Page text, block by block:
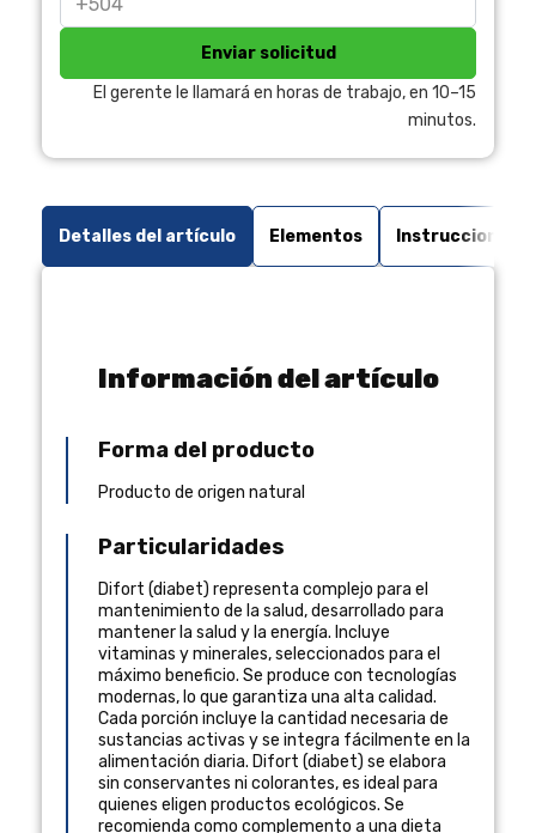
Enviar solicitud
El gerente le llamará en horas de trabajo, en 10–15
minutos.
Detalles del artículo Elementos Instrucciones
Información del artículo
Forma del producto
Producto de origen natural
Particularidades
Difort (diabet) representa complejo para el
mantenimiento de la salud, desarrollado para
mantener la salud y la energía. Incluye
vitaminas y minerales, seleccionados para el
máximo beneficio. Se produce con tecnologías
modernas, lo que garantiza una alta calidad.
Cada porción incluye la cantidad necesaria de
sustancias activas y se integra fácilmente en la
alimentación diaria. Difort (diabet) se elabora
sin conservantes ni colorantes, es ideal para
quienes eligen productos ecológicos. Se
recomienda como complemento a una dieta